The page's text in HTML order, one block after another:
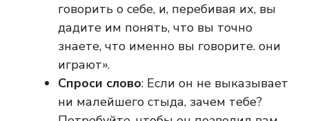
говорить о себе, и, перебивая их, вы
дадите им понять, что вы точно
знаете, что именно вы говорите. они
играют».
Спроси слово: Если он не выказывает
ни малейшего стыда, зачем тебе?